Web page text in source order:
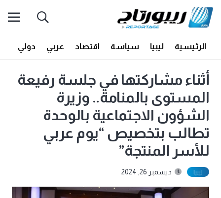
الرئيسية ليبيا سياسة اقتصاد عربي دولي
أثناء مشاركتها في جلسة رفيعة
المستوى بالمنامة.. وزيرة
الشؤون الاجتماعية بالوحدة
تطالب بتخصيص “يوم عربي
للأسر المنتجة”
ليبيا ديسمبر 26, 2024